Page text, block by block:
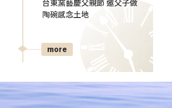
台東窯藝慶父親節 邀父子做
陶碗感念土地
more